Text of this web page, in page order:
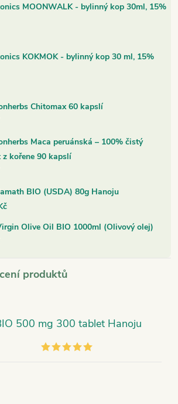
MOONWALK - bylinný kop 30ml, 15%
KOKMOK - bylinný kop 30 ml, 15%
Chitomax 60 kapslí
Maca peruánská – 100% čistý
z kořene 90 kapslí
BIO (USDA) 80g Hanoju
Olive Oil BIO 1000ml (Olivový olej)
produktů
500 mg 300 tablet Hanoju